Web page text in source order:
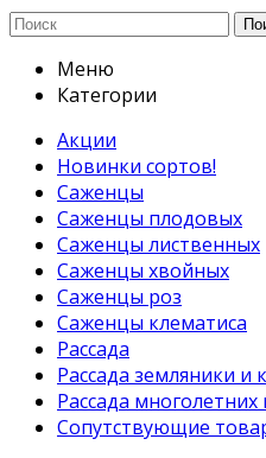
Меню
Категории
Акции
Новинки сортов!
Саженцы
Саженцы плодовых
Саженцы лиственных
Саженцы хвойных
Саженцы роз
Саженцы клематиса
Рассада
Рассада земляники и
Рассада
Сопутствующие